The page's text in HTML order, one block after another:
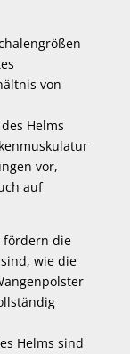
von
Helms
vor,
auf
fördern die
wie die
Helms sind